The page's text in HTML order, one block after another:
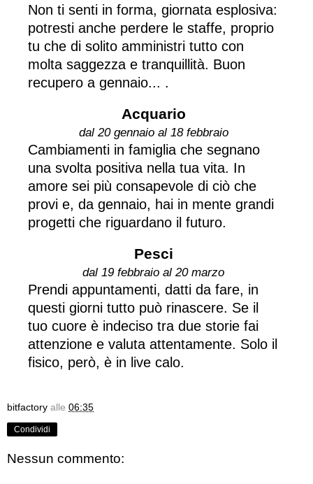
Non ti senti in forma, giornata esplosiva:
potresti anche perdere le staffe, proprio
tu che di solito amministri tutto con
molta saggezza e tranquillità. Buon
recupero a gennaio... .
Acquario
dal 20 gennaio al 18 febbraio
Cambiamenti in famiglia che segnano
una svolta positiva nella tua vita. In
amore sei più consapevole di ciò che
provi e, da gennaio, hai in mente grandi
progetti che riguardano il futuro.
Pesci
dal 19 febbraio al 20 marzo
Prendi appuntamenti, datti da fare, in
questi giorni tutto può rinascere. Se il
tuo cuore è indeciso tra due storie fai
attenzione e valuta attentamente. Solo il
fisico, però, è in live calo.
bitfactory alle 06:35
Condividi
Nessun commento: